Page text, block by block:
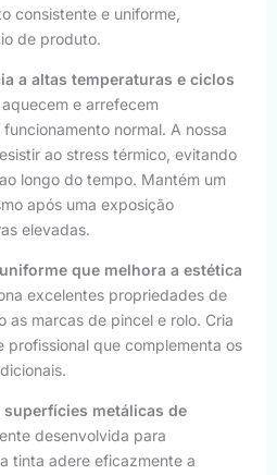
consistente e uniforme,
de produto.
a altas temperaturas e ciclos
e arrefecem
normal. A nossa
ao stress térmico, evitando
longo do tempo. Mantém um
após uma exposição
elevadas.
que melhora a estética
excelentes propriedades de
as marcas de pincel e rolo. Cria
profissional que complementa os
superfícies metálicas de
desenvolvida para
tinta adere eficazmente a